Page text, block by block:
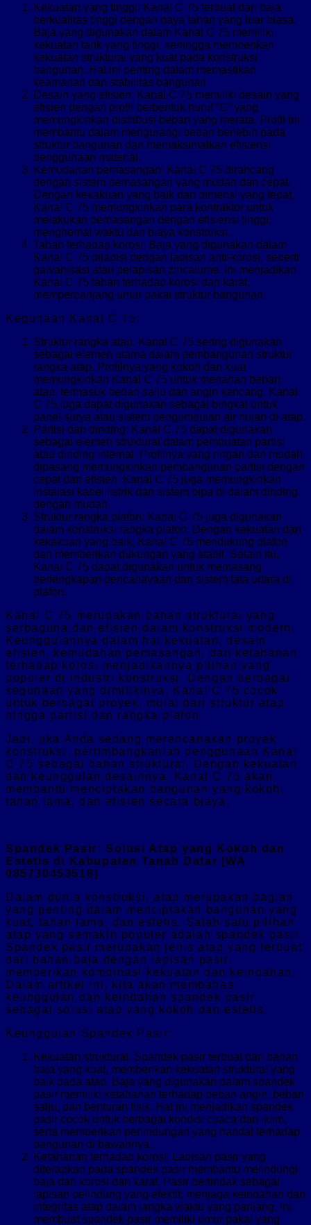
Kekuatan yang tinggi: Kanal C 75 terbuat dari baja
berkualitas tinggi dengan daya tahan yang luar biasa.
Baja yang digunakan dalam Kanal C 75 memiliki
kekuatan tarik yang tinggi, sehingga memberikan
kekuatan struktural yang kuat pada konstruksi
bangunan. Hal ini penting dalam memastikan
keamanan dan stabilitas bangunan.
Desain yang efisien: Kanal C 75 memiliki desain yang
efisien dengan profil berbentuk huruf “C” yang
memungkinkan distribusi beban yang merata. Profil ini
membantu dalam mengurangi beban berlebih pada
struktur bangunan dan memaksimalkan efisiensi
penggunaan material.
Kemudahan pemasangan: Kanal C 75 dirancang
dengan sistem pemasangan yang mudah dan cepat.
Dengan kekakuan yang baik dan dimensi yang tepat,
Kanal C 75 memungkinkan para kontraktor untuk
melakukan pemasangan dengan efisiensi tinggi,
menghemat waktu dan biaya konstruksi.
Tahan terhadap korosi: Baja yang digunakan dalam
Kanal C 75 dilapisi dengan lapisan anti-korosi, seperti
galvanisasi atau pelapisan zincalume. Ini menjadikan
Kanal C 75 tahan terhadap korosi dan karat,
memperpanjang umur pakai struktur bangunan.
Kegunaan Kanal C 75:
Struktur rangka atap: Kanal C 75 sering digunakan
sebagai elemen utama dalam pembangunan struktur
rangka atap. Profilnya yang kokoh dan kuat
memungkinkan Kanal C 75 untuk menahan beban
atap, termasuk beban salju dan angin kencang. Kanal
C 75 juga dapat digunakan sebagai bingkai untuk
panel surya atau sistem pengumpulan air hujan di atap.
Partisi dan dinding: Kanal C 75 dapat digunakan
sebagai elemen struktural dalam pembuatan partisi
atau dinding internal. Profilnya yang ringan dan mudah
dipasang memungkinkan pembangunan partisi dengan
cepat dan efisien. Kanal C 75 juga memungkinkan
instalasi kabel listrik dan sistem pipa di dalam dinding
dengan mudah.
Struktur rangka plafon: Kanal C 75 juga digunakan
dalam konstruksi rangka plafon. Dengan kekuatan dan
kekakuan yang baik, Kanal C 75 mendukung plafon
dan memberikan dukungan yang stabil. Selain itu,
Kanal C 75 dapat digunakan untuk memasang
perlengkapan pencahayaan dan sistem tata udara di
plafon.
Kanal C 75 merupakan bahan struktural yang
serbaguna dan efisien dalam konstruksi modern.
Keunggulannya dalam hal kekuatan, desain
efisien, kemudahan pemasangan, dan ketahanan
terhadap korosi menjadikannya pilihan yang
populer di industri konstruksi. Dengan berbagai
kegunaan yang dimilikinya, Kanal C 75 cocok
untuk berbagai proyek, mulai dari struktur atap
hingga partisi dan rangka plafon.
Jadi, jika Anda sedang merencanakan proyek
konstruksi, pertimbangkanlah penggunaan Kanal
C 75 sebagai bahan struktural. Dengan kekuatan
dan keunggulan desainnya, Kanal C 75 akan
membantu menciptakan bangunan yang kokoh,
tahan lama, dan efisien secara biaya.
Spandek Pasir: Solusi Atap yang Kokoh dan
Estetis di Kabupaten Tanah Datar [WA
085730453518]
Dalam dunia konstruksi, atap merupakan bagian
yang penting dalam menciptakan bangunan yang
kuat, tahan lama, dan estetis. Salah satu pilihan
atap yang semakin populer adalah spandek pasir.
Spandek pasir merupakan jenis atap yang terbuat
dari bahan baja dengan lapisan pasir,
memberikan kombinasi kekuatan dan keindahan.
Dalam artikel ini, kita akan membahas
keunggulan dan keindahan spandek pasir
sebagai solusi atap yang kokoh dan estetis.
Keunggulan Spandek Pasir:
Kekuatan struktural: Spandek pasir terbuat dari bahan
baja yang kuat, memberikan kekuatan struktural yang
baik pada atap. Baja yang digunakan dalam spandek
pasir memiliki ketahanan terhadap beban angin, beban
salju, dan benturan fisik. Hal ini menjadikan spandek
pasir cocok untuk berbagai kondisi cuaca dan iklim,
serta memberikan perlindungan yang handal terhadap
bangunan di bawahnya.
Ketahanan terhadap korosi: Lapisan pasir yang
diterapkan pada spandek pasir membantu melindungi
baja dari korosi dan karat. Pasir bertindak sebagai
lapisan pelindung yang efektif, menjaga keindahan dan
integritas atap dalam jangka waktu yang panjang. Ini
membuat spandek pasir memiliki umur pakai yang